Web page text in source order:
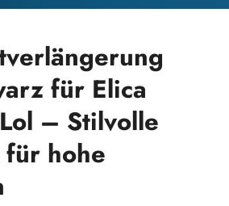
für Elica
– Stilvolle
für hohe